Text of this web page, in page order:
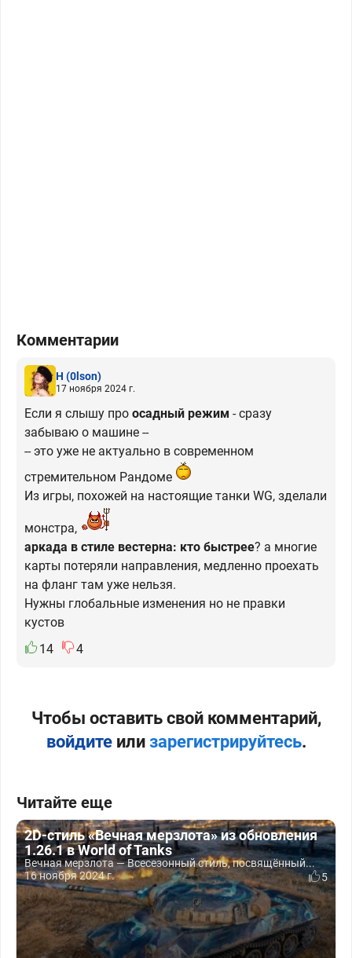
Комментарии
H (0lson)
17 ноября 2024 г.
Если я слышу про осадный режим - сразу
забываю о машине --
-- это уже не актуально в современном
стремительном Рандоме
Из игры, похожей на настоящие танки WG, зделали
монстра,
аркада в стиле вестерна: кто быстрее? а многие
карты потеряли направления, медленно проехать
на фланг там уже нельзя.
Нужны глобальные изменения но не правки
кустов
14
4
Чтобы оставить свой комментарий,
войдитеили зарегистрируйтесь.
Читайте еще
2D-стиль «Вечная мерзлота» из обновления
1.26.1 в World of Tanks
Вечная мерзлота — Всесезонный стиль, посвящённый...
16 ноября 2024 г.
5